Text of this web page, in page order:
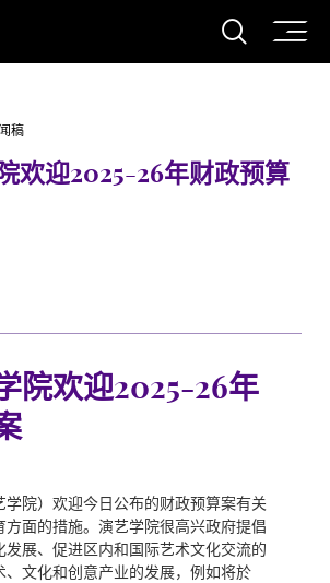
打开
稿
欢迎2025-26年财政预算
院欢迎2025-26年
学院）欢迎今日公布的财政预算案有关
方面的措施。演艺学院很高兴政府提倡
发展、促进区内和国际艺术文化交流的
、文化和创意产业的发展，例如将於